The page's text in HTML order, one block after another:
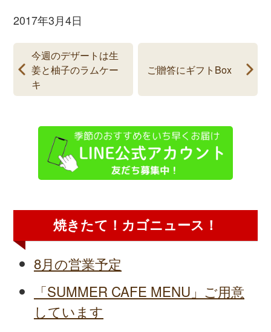
2017年3月4日
今週のデザートは生
姜と柚子のラムケー
キ
ご贈答にギフトBox
焼きたて！カゴニュース！
8月の営業予定
「SUMMER CAFE MENU」ご用意
しています